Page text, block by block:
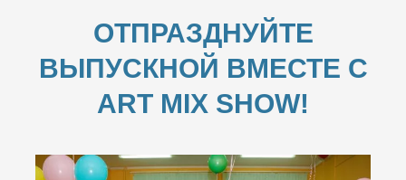
ОТПРАЗДНУЙТЕ
ВЫПУСКНОЙ ВМЕСТЕ С
ART MIX SHOW!